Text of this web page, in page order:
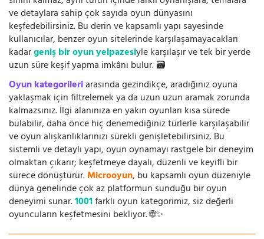
ve detaylara sahip çok sayıda oyun dünyasını
keşfedebilirsiniz. Bu derin ve kapsamlı yapı sayesinde
kullanıcılar, benzer oyun sitelerinde karşılaşamayacakları
kadargeniş bir oyun yelpazesiyle karşılaşır ve tek bir yerde
uzun süre keşif yapma imkânı bulur. 🗃️
Oyun kategorileriarasında gezindikçe, aradığınız oyuna
yaklaşmak için filtrelemek ya da uzun uzun aramak zorunda
kalmazsınız. İlgi alanınıza en yakın oyunları kısa sürede
bulabilir, daha önce hiç denemediğiniz türlerle karşılaşabilir
ve oyun alışkanlıklarınızı sürekli genişletebilirsiniz. Bu
sistemli ve detaylı yapı, oyun oynamayı rastgele bir deneyim
olmaktan çıkarır; keşfetmeye dayalı, düzenli ve keyifli bir
sürece dönüştürür.Microoyun, bu kapsamlı oyun düzeniyle
dünya genelinde çok az platformun sunduğu bir oyun
deneyimi sunar.1001farklı oyun kategorimiz, siz değerli
oyuncuların keşfetmesini bekliyor. 🌐✨